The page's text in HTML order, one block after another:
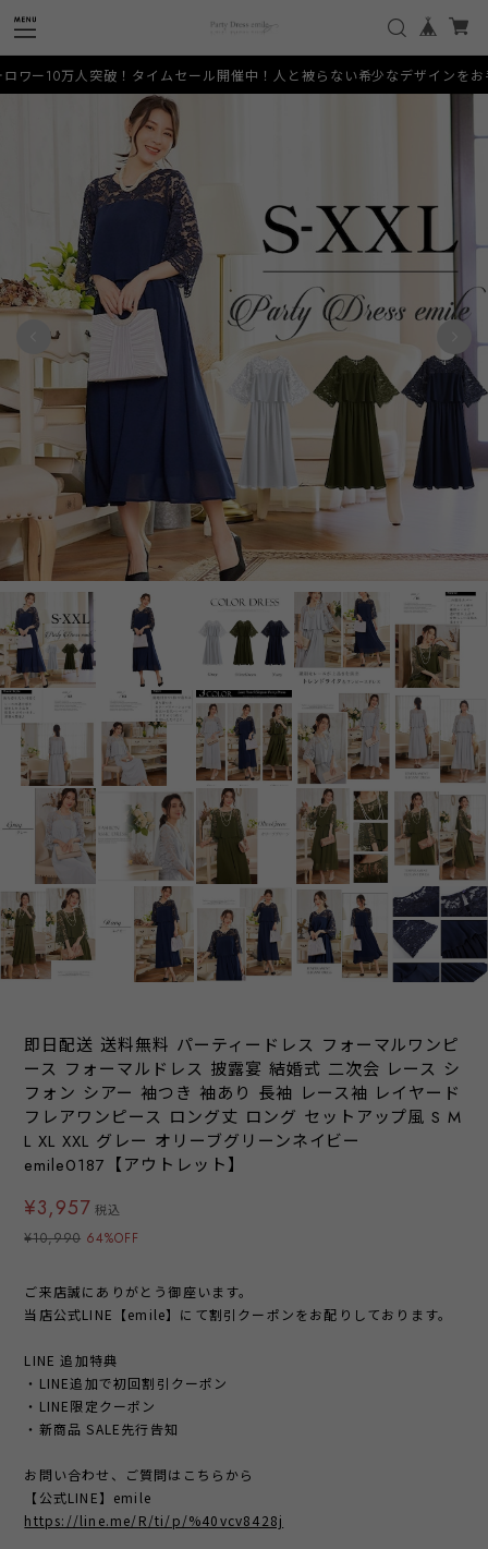
ムセール開催中！人と被らない希少なデザインをお手頃価格でご提供
即日配送 送料無料 パーティードレス フォーマルワンピ
ース フォーマルドレス 披露宴 結婚式 二次会 レース シ
フォン シアー 袖つき 袖あり 長袖 レース袖 レイヤード
フレアワンピース ロング丈 ロング セットアップ風 S M
L XL XXL グレー オリーブグリーンネイビー
emile0187【アウトレット】
¥3,957 税込
¥10,990 64%OFF
ご来店誠にありがとう御座います。
当店公式LINE【emile】にて割引クーポンをお配りしております。
LINE 追加特典
・LINE追加で初回割引クーポン
・LINE限定クーポン
・新商品 SALE先行告知
お問い合わせ、ご質問はこちらから
【公式LINE】emile
https://line.me/R/ti/p/%40vcv8428j